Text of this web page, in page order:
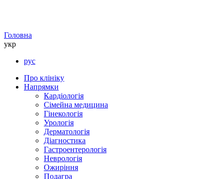
Головна
укр
рус
Про клініку
Напрямки
Кардіологія
Сімейна медицина
Гінекологія
Урологія
Дерматологія
Діагностика
Гастроентерологія
Неврологія
Ожиріння
Подагра